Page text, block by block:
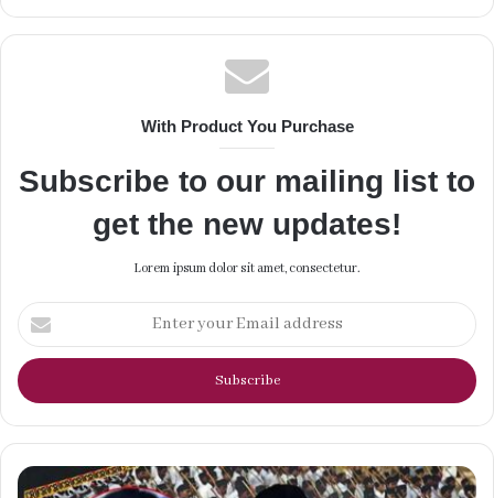
With Product You Purchase
Subscribe to our mailing list to
get the new updates!
Lorem ipsum dolor sit amet, consectetur.
Enter
your
Email
address